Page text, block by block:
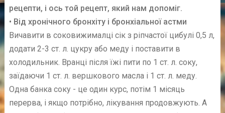
рецепти, і ось той рецепт, який нам допоміг.
• Від хронічного бронхіту і бронхіальної астми
Вичавити в соковижималці сік з ріпчастої цибулі 0,5 л,
додати 2-3 ст. л. цукру або меду і поставити в
холодильник. Вранці після їжі пити по 1 ст. л. соку,
заїдаючи 1 ст. л. вершкового масла і 1 ст. л. меду.
Одна банка соку - це один курс, потім 1 місяць
перерва, і якщо потрібно, лікування продовжують. А